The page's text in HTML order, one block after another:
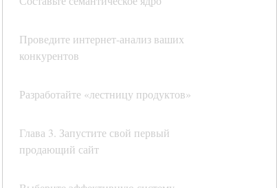
Проведите интернет-анализ ваших
конкурентов
Разработайте «лестницу продуктов»
Глава 3. Запустите свой первый
продающий сайт